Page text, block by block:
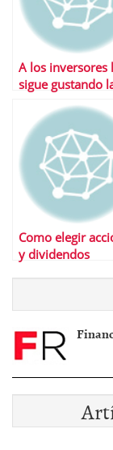
A los inversores
sigue gustando
Como elegir
y dividendos